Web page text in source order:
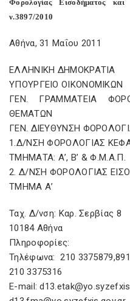
Φορολογίας Εισοδήματος
ν.3897/2010
Αθήνα, 31 Μαΐου 2011
ΕΛΛΗΝΙΚΗ ΔΗΜΟΚΡΑΤΙΑ
ΥΠΟΥΡΓΕΙΟ ΟΙΚΟΝΟΜΙΚΩΝ
ΓΕΝ. ΓΡΑΜΜΑΤΕΙΑ
ΘΕΜΑΤΩΝ
ΓΕΝ. ΔΙΕΥΘΥΝΣΗ
1.Δ/ΝΣΗ ΦΟΡΟΛΟΓΙΑΣ
ΤΜΗΜΑTA: Α’, B’ & Φ.Μ.Α.Π.
2. Δ/ΝΣΗ ΦΟΡΟΛΟΓΙΑΣ
ΤΜΗΜΑ Α’
Ταχ. Δ/νση: Καρ.
10184 Αθήνα
Πληροφορίες:
Τηλέφωνα: 210 3375879,891
210 3375316
E-mail: